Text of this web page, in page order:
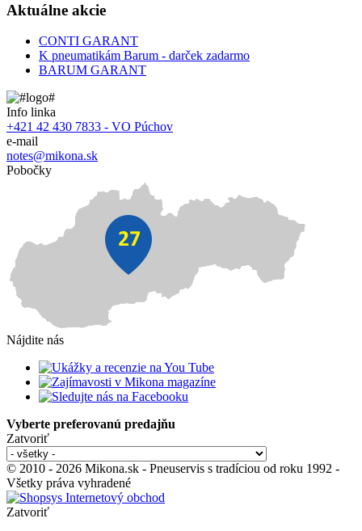
Aktuálne akcie
CONTI GARANT
K pneumatikám Barum - darček zadarmo
BARUM GARANT
Info linka
+421 42 430 7833 - VO Púchov
e-mail
notes@mikona.sk
Pobočky
Nájdite nás
Vyberte preferovanú predajňu
Zatvoriť
© 2010 - 2026 Mikona.sk - Pneuservis s tradíciou od roku 1992 -
Všetky práva vyhradené
Zatvoriť